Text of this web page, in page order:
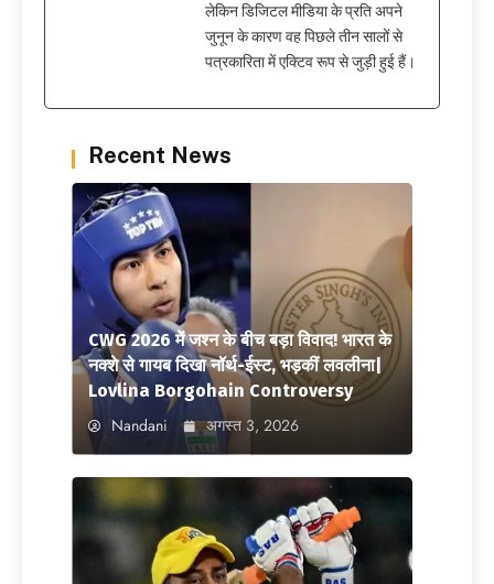
लेकिन डिजिटल मीडिया के प्रति अपने
जुनून के कारण वह पिछले तीन सालों से
पत्रकारिता में एक्टिव रूप से जुड़ी हुई हैं।
Recent News
CWG 2026 में जश्न के बीच बड़ा विवाद! भारत के
नक्शे से गायब दिखा नॉर्थ-ईस्ट, भड़कीं लवलीना|
Lovlina Borgohain Controversy
Nandani अगस्त 3, 2026